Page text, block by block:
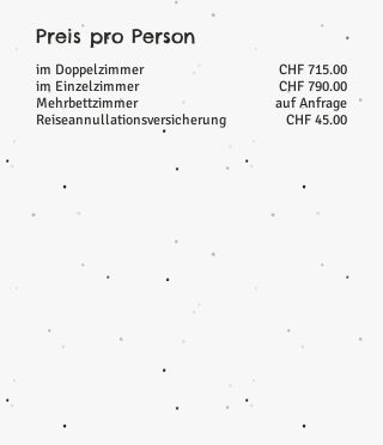
Preis pro Person
im Doppelzimmer
im Einzelzimmer
Mehrbettzimmer
Reiseannullationsversicherung
CHF 715.00
CHF 790.00
auf Anfrage
CHF 45.00